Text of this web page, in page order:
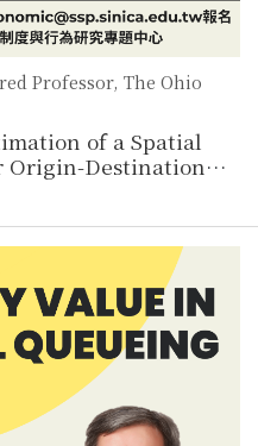
Professor, The Ohio
of a Spatial
Origin-Destination